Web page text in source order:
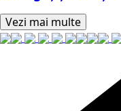
Vezi mai multe